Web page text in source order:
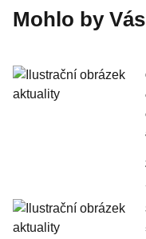
Mohlo by